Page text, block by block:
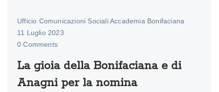
Ufficio Comunicazioni Sociali Accademia Bonifaciana
11 Luglio 2023
0 Comments
La gioia della Bonifaciana e di
Anagni per la nomina